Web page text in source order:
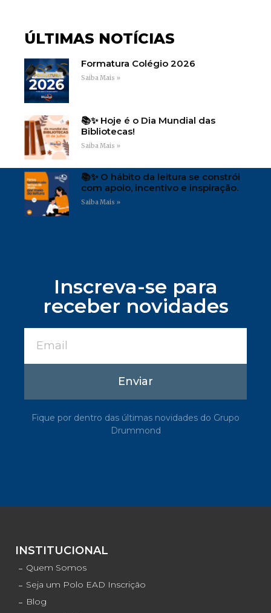
ÚLTIMAS NOTÍCIAS
Formatura Colégio 2026
Saiba Mais »
📚✨ Hoje é o Dia Mundial das
Bibliotecas!
Saiba Mais »
📚✨ O hábito da leitura se constrói
com apoio, incentivo e inspiração.
Saiba Mais »
Inscreva-se para
receber novidades
Enviar
Fique por dentro das últimas novidades do Grupo
Drummond
INSTITUCIONAL
Quem Somos
Seja um Polo EAD Inscrição
Blog